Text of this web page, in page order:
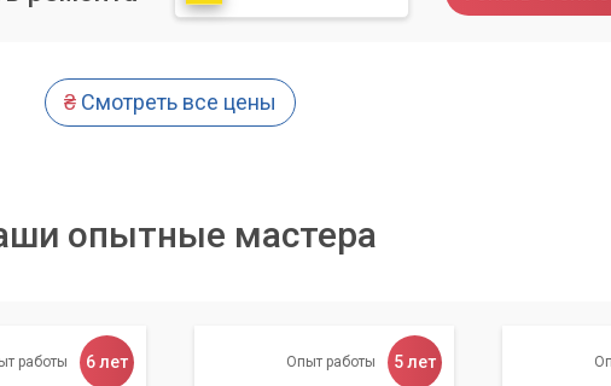
₴ Смотреть все цены
опытные мастера
работы 6 лет Опыт работы 5 лет